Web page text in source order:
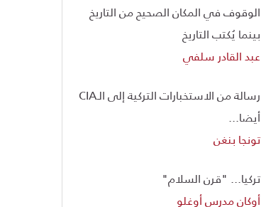
الوقوف في المكان الصحيح من التاريخ
بينما يُكتب التاريخ
عبد القادر سلفي
رسالة من الاستخبارات التركية إلى الـCIA
أيضا...
تونجا بنغن
تركيا... "قرن السلام"
أوكان مدرس أوغلو